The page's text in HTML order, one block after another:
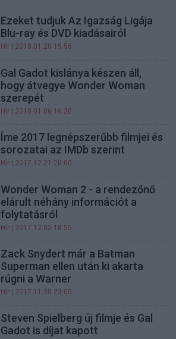
Ezeket tudjuk Az Igazság Ligája
Blu-ray és DVD kiadásairól
Hír | 2018.01.20 19:56
Gal Gadot kislánya készen áll,
hogy átvegye Wonder Woman
szerepét
Hír | 2018.01.06 16:20
Íme 2017 legnépszerűbb filmjei és
sorozatai az IMDb szerint
Hír | 2017.12.21 20:00
Wonder Woman 2 - a rendezőnő
elárult néhány információt a
folytatásról
Hír | 2017.12.02 18:55
Zack Snydert már a Batman
Superman ellen után ki akarta
rúgni a Warner
Hír | 2017.11.30 23:05
Steven Spielberg új filmje és Gal
Gadot is díjat kapott